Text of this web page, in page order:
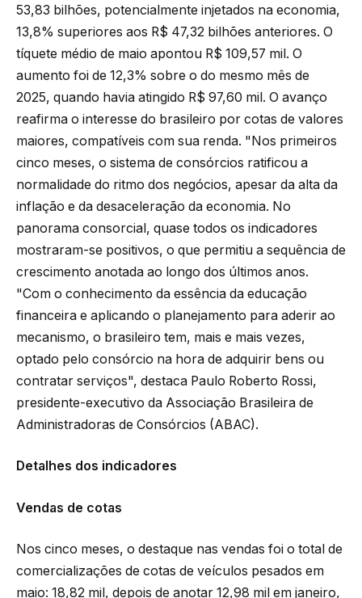
53,83 bilhões, potencialmente injetados na economia,
13,8% superiores aos R$ 47,32 bilhões anteriores. O
tíquete médio de maio apontou R$ 109,57 mil. O
aumento foi de 12,3% sobre o do mesmo mês de
2025, quando havia atingido R$ 97,60 mil. O avanço
reafirma o interesse do brasileiro por cotas de valores
maiores, compatíveis com sua renda. "Nos primeiros
cinco meses, o sistema de consórcios ratificou a
normalidade do ritmo dos negócios, apesar da alta da
inflação e da desaceleração da economia. No
panorama consorcial, quase todos os indicadores
mostraram-se positivos, o que permitiu a sequência de
crescimento anotada ao longo dos últimos anos.
"Com o conhecimento da essência da educação
financeira e aplicando o planejamento para aderir ao
mecanismo, o brasileiro tem, mais e mais vezes,
optado pelo consórcio na hora de adquirir bens ou
contratar serviços", destaca Paulo Roberto Rossi,
presidente-executivo da Associação Brasileira de
Administradoras de Consórcios (ABAC).
Detalhes dos indicadores
Vendas de cotas
Nos cinco meses, o destaque nas vendas foi o total de
comercializações de cotas de veículos pesados em
maio: 18,82 mil, depois de anotar 12,98 mil em janeiro,